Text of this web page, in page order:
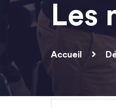
Les
Accueil